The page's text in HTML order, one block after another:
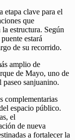
etapa clave para el
que
estructura. Según
estará
de su recorrido.
amplio de
de Mayo, uno de
paseo sanjuanino.
complementarias
espacio público.
el
de nueva
a fortalecer la